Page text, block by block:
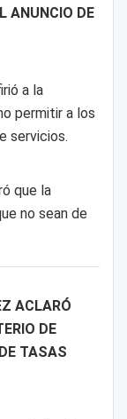
ANUNCIO DE
a la
permitir a los
servicios.
que la
no sean de
ACLARÓ
DE
TASAS